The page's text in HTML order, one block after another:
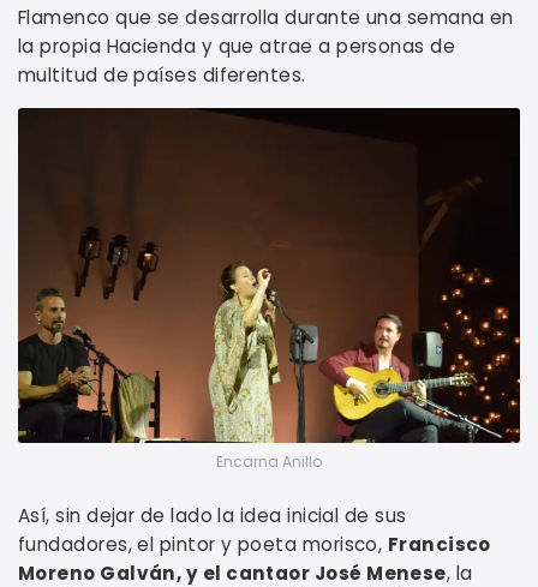
Flamenco que se desarrolla durante una semana en
la propia Hacienda y que atrae a personas de
multitud de países diferentes.
Encarna Anillo
Así, sin dejar de lado la idea inicial de sus
fundadores, el pintor y poeta morisco, Francisco
Moreno Galván, y el cantaor José Menese, la